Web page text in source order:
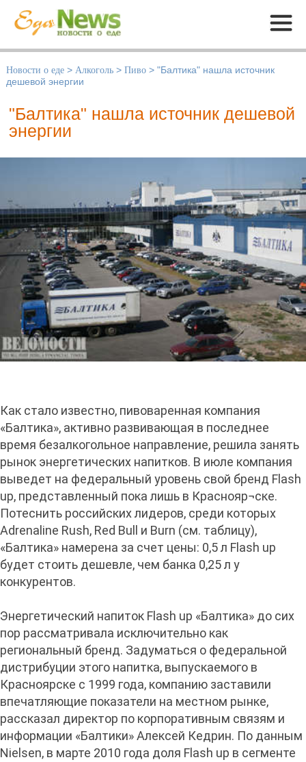
Меню
Новости о еде > Алкоголь > Пиво > "Балтика" нашла источник
дешевой энергии
"Балтика" нашла источник дешевой
энергии
Как стало известно, пивоваренная компания
«Балтика», активно развивающая в последнее
время безалкогольное направление, решила занять
рынок энергетических напитков. В июле компания
выведет на федеральный уровень свой бренд Flash
up, представленный пока лишь в Краснояр¬ске.
Потеснить российских лидеров, среди которых
Adrenaline Rush, Red Bull и Burn (см. таблицу),
«Балтика» намерена за счет цены: 0,5 л Flash up
будет стоить дешевле, чем банка 0,25 л у
конкурентов.
Энергетический напиток Flash up «Балтика» до сих
пор рассматривала исключительно как
региональный бренд. Задуматься о федеральной
дистрибуции этого напитка, выпускаемого в
Красноярске с 1999 года, компанию заставили
впечатляющие показатели на местном рынке,
рассказал директор по корпоративным связям и
информации «Балтики» Алексей Кедрин. По данным
Nielsen, в марте 2010 года доля Flash up в сегменте